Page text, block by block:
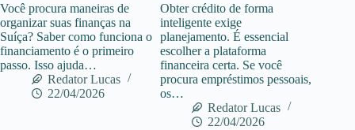
Você procura maneiras de
organizar suas finanças na
Suíça? Saber como funciona o
financiamento é o primeiro
passo. Isso ajuda…
Redator Lucas
22/04/2026
Obter crédito de forma
inteligente exige
planejamento. É essencial
escolher a plataforma
financeira certa. Se você
procura empréstimos pessoais,
os…
Redator Lucas
22/04/2026